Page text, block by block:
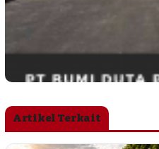
Artikel Terkait